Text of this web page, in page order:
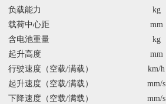
负载能力
kg
载荷中心距
mm
含电池重量
kg
起升高度
mm
行驶速度（空载/满载）
km/h
起升速度（空载/满载）
mm/s
下降速度（空载/满载）
mm/s